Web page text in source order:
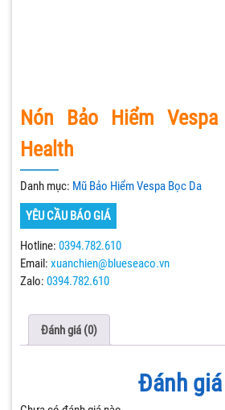
Nón Bảo Hiểm
Health
Danh mục: Mũ Bảo Hiểm Vespa Bọc Da
YÊU CẦU BÁO GIÁ
Hotline: 0394.782.610
Email: xuanchien@blueseaco.vn
Zalo: 0394.782.610
Đánh giá (0)
Đánh giá